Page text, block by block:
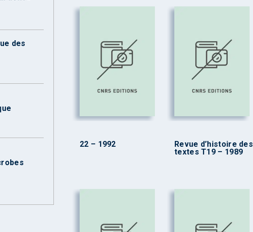
22 – 1992
Revue d’histoire des
textes T19 – 1989
des